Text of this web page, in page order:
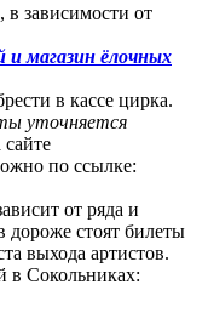
зависимости от
и магазин ёлочных
в кассе цирка.
уточняется
по ссылке:
от ряда и
дороже стоят билеты
выхода артистов.
в Сокольниках: